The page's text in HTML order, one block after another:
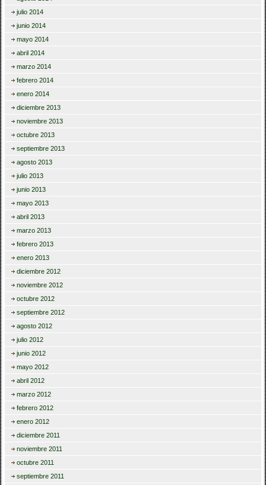
julio 2014
junio 2014
mayo 2014
abril 2014
marzo 2014
febrero 2014
enero 2014
diciembre 2013
noviembre 2013
octubre 2013
septiembre 2013
agosto 2013
julio 2013
junio 2013
mayo 2013
abril 2013
marzo 2013
febrero 2013
enero 2013
diciembre 2012
noviembre 2012
octubre 2012
septiembre 2012
agosto 2012
julio 2012
junio 2012
mayo 2012
abril 2012
marzo 2012
febrero 2012
enero 2012
diciembre 2011
noviembre 2011
octubre 2011
septiembre 2011